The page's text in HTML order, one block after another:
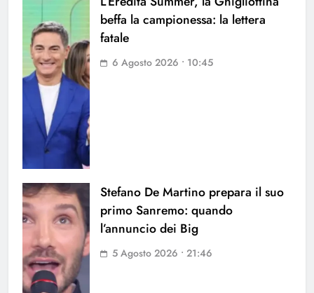
beffa la campionessa: la lettera
fatale
6 Agosto 2026 • 10:45
Stefano De Martino prepara il suo
primo Sanremo: quando
l’annuncio dei Big
5 Agosto 2026 • 21:46